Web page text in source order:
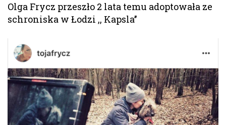
Olga Frycz przeszło 2 lata temu adoptowała ze
schroniska w Łodzi ,, Kapsla’’